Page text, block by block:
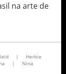
na arte de
|
Herbie
|
Nina